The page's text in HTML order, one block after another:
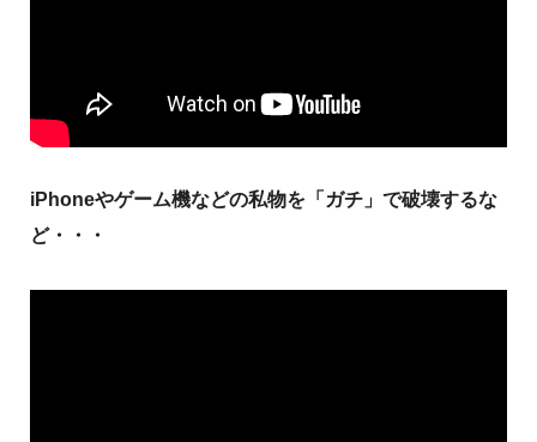
iPhoneやゲーム機などの私物を「ガチ」で破壊するな
ど・・・